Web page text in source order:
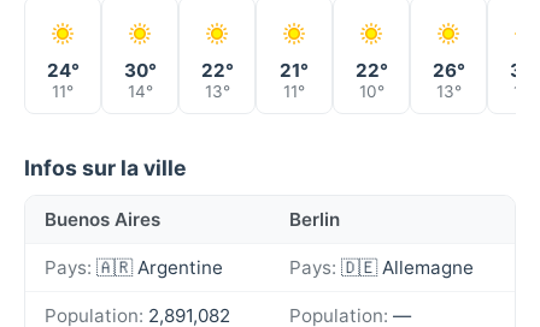
24°
11°
30°
14°
22°
13°
21°
11°
22°
10°
26°
13° 15°
Infos sur la ville
Buenos Aires Berlin
Pays: 🇦🇷 Argentine Pays: 🇩🇪 Allemagne
Population: 2,891,082 Population: —